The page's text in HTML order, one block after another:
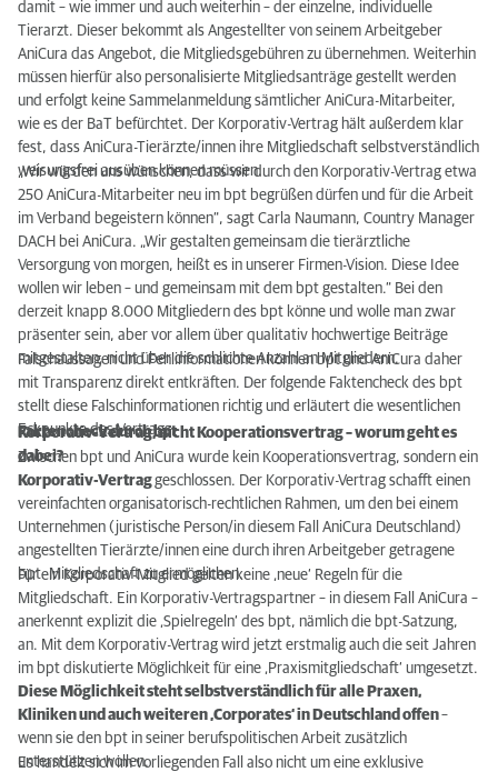
damit – wie immer und auch weiterhin – der einzelne, individuelle
Tierarzt. Dieser bekommt als Angestellter von seinem Arbeitgeber
AniCura das Angebot, die Mitgliedsgebühren zu übernehmen. Weiterhin
müssen hierfür also personalisierte Mitgliedsanträge gestellt werden
und erfolgt keine Sammelanmeldung sämtlicher AniCura-Mitarbeiter,
wie es der BaT befürchtet. Der Korporativ-Vertrag hält außerdem klar
fest, dass AniCura-Tierärzte/innen ihre Mitgliedschaft selbstverständlich
weisungsfrei ausüben können müssen.
„Wir würden uns wünschen, dass wir durch den Korporativ-Vertrag etwa
250 AniCura-Mitarbeiter neu im bpt begrüßen dürfen und für die Arbeit
im Verband begeistern können“, sagt Carla Naumann, Country Manager
DACH bei AniCura. „Wir gestalten gemeinsam die tierärztliche
Versorgung von morgen, heißt es in unserer Firmen-Vision. Diese Idee
wollen wir leben – und gemeinsam mit dem bpt gestalten.“ Bei den
derzeit knapp 8.000 Mitgliedern des bpt könne und wolle man zwar
präsenter sein, aber vor allem über qualitativ hochwertige Beiträge
mitgestalten, nicht über die schlichte Anzahl an Mitgliedern.
Falschaussagen und Fehlinformationen können bpt und AniCura daher
mit Transparenz direkt entkräften. Der folgende Faktencheck des bpt
stellt diese Falschinformationen richtig und erläutert die wesentlichen
Eckpunkte des Vertrags.
Faktencheck durch bpt
Korporativ-Vertrag, nicht Kooperationsvertrag – worum geht es
dabei?
Zwischen bpt und AniCura wurde kein Kooperationsvertrag, sondern ein
Korporativ-Vertraggeschlossen. Der Korporativ-Vertrag schafft einen
vereinfachten organisatorisch-rechtlichen Rahmen, um den bei einem
Unternehmen (juristische Person/in diesem Fall AniCura Deutschland)
angestellten Tierärzte/innen eine durch ihren Arbeitgeber getragene
bpt- Mitgliedschaft zu ermöglichen.
Für ein Korporativ-Mitglied gelten keine ‚neue‘ Regeln für die
Mitgliedschaft. Ein Korporativ-Vertragspartner – in diesem Fall AniCura –
anerkennt explizit die ‚Spielregeln‘ des bpt, nämlich die bpt-Satzung,
an. Mit dem Korporativ-Vertrag wird jetzt erstmalig auch die seit Jahren
im bpt diskutierte Möglichkeit für eine ‚Praxismitgliedschaft‘ umgesetzt.
Diese Möglichkeit steht selbstverständlich für alle Praxen,
Kliniken und auch weiteren ‚Corporates‘ in Deutschland offen–
wenn sie den bpt in seiner berufspolitischen Arbeit zusätzlich
unterstützen wollen.
Es handelt sich im vorliegenden Fall also nicht um eine exklusive